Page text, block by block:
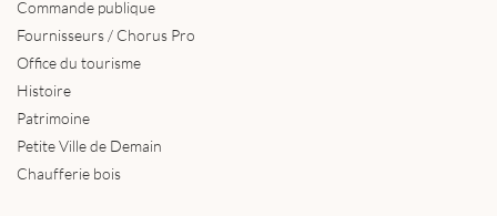
Commande publique
Fournisseurs / Chorus Pro
Office du tourisme
Histoire
Patrimoine
Petite Ville de Demain
Chaufferie bois